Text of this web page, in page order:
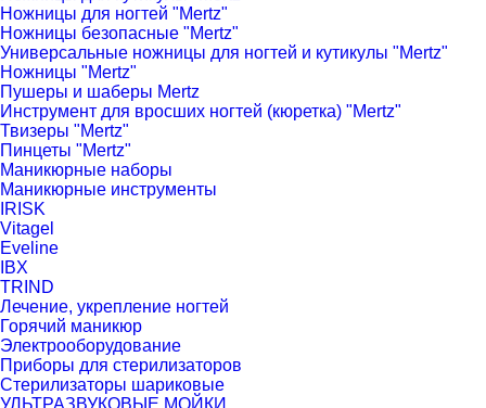
Ножницы для ногтей "Mertz"
Ножницы безопасные "Mertz"
Универсальные ножницы для ногтей и кутикулы "Mertz"
Ножницы "Mertz"
Пушеры и шаберы Mertz
Инструмент для вросших ногтей (кюретка) "Mertz"
Твизеры "Mertz"
Пинцеты "Mertz"
Маникюрные наборы
Маникюрные инструменты
IRISK
Vitagel
Eveline
IBX
TRIND
Лечение, укрепление ногтей
Горячий маникюр
Электрооборудование
Приборы для стерилизаторов
Стерилизаторы шариковые
УЛЬТРАЗВУКОВЫЕ МОЙКИ